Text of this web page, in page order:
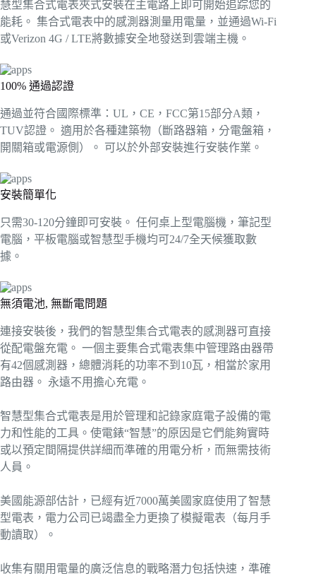
慧型集合式電表夾式安裝在主電路上即可開始追踪您的
能耗。 集合式電表中的感測器測量用電量，並通過Wi-Fi
或Verizon 4G / LTE將數據安全地發送到雲端主機。
100% 通過認證
通過並符合國際標準：UL，CE，FCC第15部分A類，
TUV認證。 適用於各種建築物（斷路器箱，分電盤箱，
開關箱或電源側）。 可以於外部安裝進行安裝作業。
安裝簡單化
只需30-120分鐘即可安裝。 任何桌上型電腦機，筆記型
電腦，平板電腦或智慧型手機均可24/7全天候獲取數
據。
無須電池, 無斷電問題
連接安裝後，我們的智慧型集合式電表的感測器可直接
從配電盤充電。 一個主要集合式電表集中管理路由器帶
有42個感測器，總體消耗的功率不到10瓦，相當於家用
路由器。 永遠不用擔心充電。
智慧型集合式電表是用於管理和記錄家庭電子設備的電
力和性能的工具。使電錶“智慧”的原因是它們能夠實時
或以預定間隔提供詳細而準確的用電分析，而無需技術
人員。
美國能源部估計，已經有近7000萬美國家庭使用了智慧
型電表，電力公司已竭盡全力更換了模擬電表（每月手
動讀取）。
收集有關用電量的廣泛信息的戰略潛力包括快速，準確